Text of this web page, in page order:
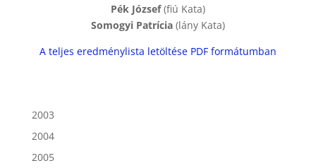
Pék József(fiú Kata)
Somogyi Patrícia(lány Kata)
A teljes eredménylista letöltése PDF formátumban
2003
2004
2005